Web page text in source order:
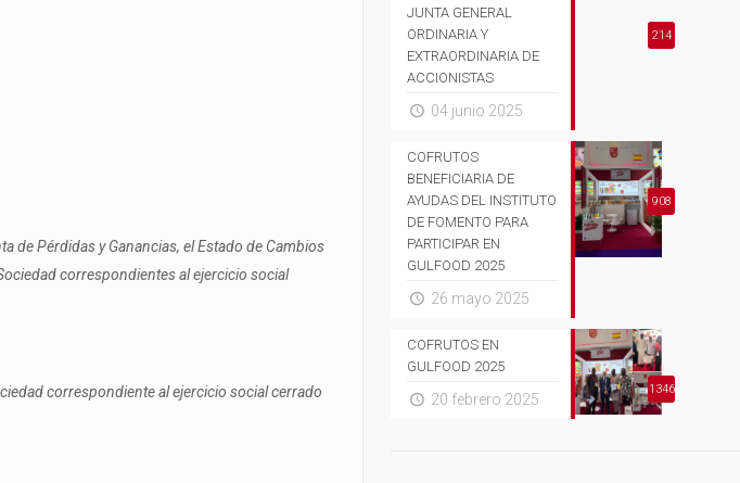
de Pérdidas y Ganancias, el Estado de Cambios
correspondientes al ejercicio social
correspondiente al ejercicio social cerrado
214
JUNTA GENERAL
ORDINARIA Y
EXTRAORDINARIA DE
ACCIONISTAS
04 junio 2025
908
COFRUTOS
BENEFICIARIA DE
AYUDAS DEL INSTITUTO
DE FOMENTO PARA
PARTICIPAR EN
GULFOOD 2025
26 mayo 2025
1346
COFRUTOS EN
GULFOOD 2025
20 febrero 2025